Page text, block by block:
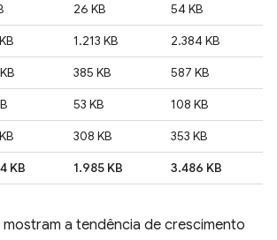
26 KB
54 KB
1.213 KB
2.384 KB
385 KB
587 KB
53 KB
108 KB
308 KB
353 KB
KB 1.985 KB 3.486 KB
a tendência de crescimento